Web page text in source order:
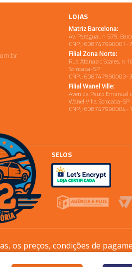
LOJAS
Matriz Barcelona:
Av. Paraguai, n 579,
CNPJ: 608747990001-
Filial Zona Norte:
Rua Atanazio Soares, n
Sorocaba-SP
CNPJ: 608747990003-
Filial Wanel Ville:
Avenida Paulo Emanuel
Wanel Ville, Sorocaba-SP
CNPJ: 608747990004-
SELOS
os preços, condições de